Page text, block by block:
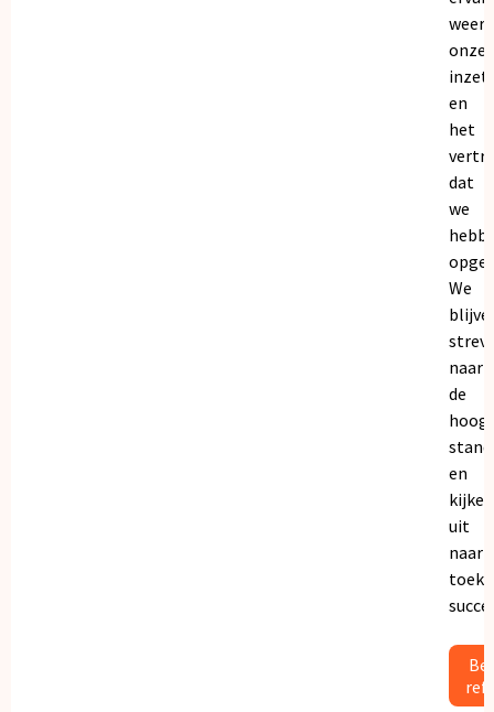
onze
inzet
en
het
dat
we
We
naar
de
en
kijken
uit
naar